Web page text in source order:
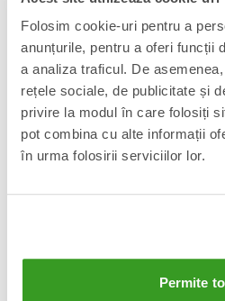
Folosim cookie-uri pentru a
anunțurile, pentru a oferi funcții
a analiza traficul. De
rețele sociale, de publicitate și
privire la modul în care folosiți
pot combina cu alte informații
în urma folosirii serviciilor lor.
Permite
just his mind. Equal parts spooky
proves that sometimes the
soul.
Incredibly detailed 7" scale figure
Franchise
Designed with Ultra Articulation
full range of posing
Includes 2 extra hands and base
📦Acest produs este nou,
original al producatorului.